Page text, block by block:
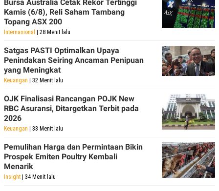
Bursa Australia Cetak Rekor Tertinggi
Kamis (6/8), Reli Saham Tambang
Topang ASX 200
Internasional | 28 Menit lalu
Satgas PASTI Optimalkan Upaya
Penindakan Seiring Ancaman Penipuan
yang Meningkat
Keuangan | 32 Menit lalu
OJK Finalisasi Rancangan POJK New
RBC Asuransi, Ditargetkan Terbit pada
2026
Keuangan | 33 Menit lalu
Pemulihan Harga dan Permintaan Bikin
Prospek Emiten Poultry Kembali
Menarik
Insight | 34 Menit lalu